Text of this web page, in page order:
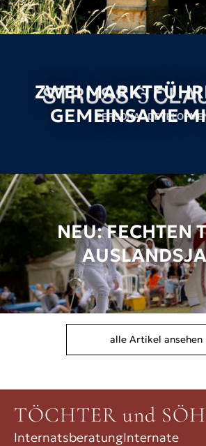
ZWEI
GEMEINSAME
NEU: FECHTEN
alle Artikel ansehen
TÖCHTER und
InternatsberatungInternate